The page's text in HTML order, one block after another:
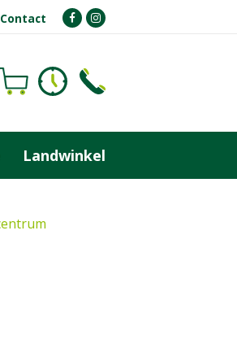
Contact
Landwinkel